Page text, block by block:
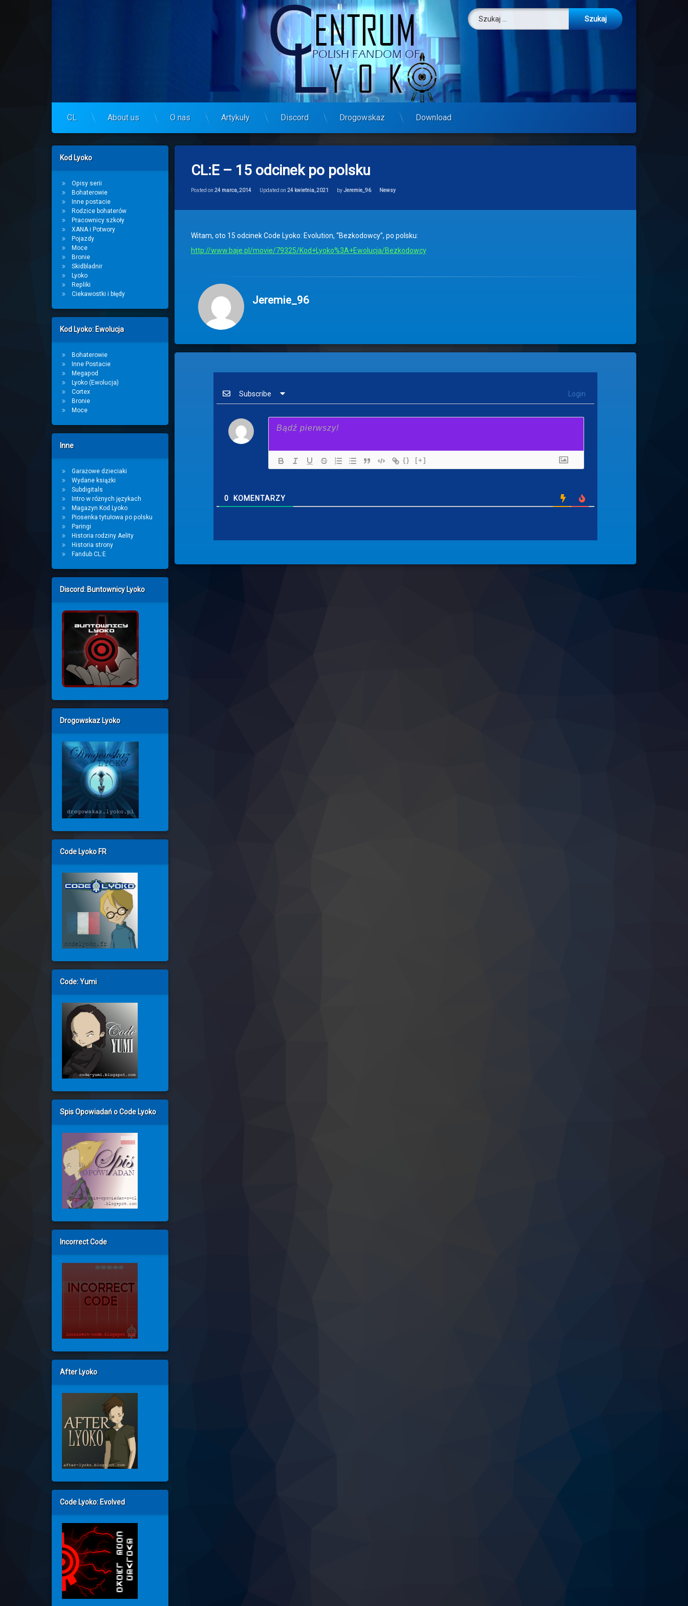
Szukaj:
CL About us O nas Artykuły Discord Drogowskaz Download
CL:E – 15 odcinek po polsku
Posted on 24 marca, 2014 Updated on 24 kwietnia, 2021 byJeremie_96 Categories:
Newsy
Witam, oto 15 odcinek Code Lyoko: Evolution, “Bezkodowcy”, po polsku:
http://www.baje.pl/movie/79325/Kod+Lyoko%3A+Ewolucja/Bezkodowcy
Jeremie_96
Subscribe Login
{} [+]
0 KOMENTARZY
Left Sidebar
Kod Lyoko
Opisy serii
Bohaterowie
Inne postacie
Rodzice bohaterów
Pracownicy szkoły
XANA i Potwory
Pojazdy
Moce
Bronie
Skidbladnir
Lyoko
Repliki
Ciekawostki i błędy
Kod Lyoko: Ewolucja
Bohaterowie
Inne Postacie
Megapod
Lyoko (Ewolucja)
Cortex
Bronie
Moce
Inne
Garażowe dzieciaki
Wydane książki
Subdigitals
Intro w różnych językach
Magazyn Kod Lyoko
Piosenka tytułowa po polsku
Paringi
Historia rodziny Aelity
Historia strony
Fandub CL:E
Discord: Buntownicy Lyoko
Drogowskaz Lyoko
Code Lyoko FR
Code: Yumi
Spis Opowiadań o Code Lyoko
Incorrect Code
After Lyoko
Code Lyoko: Evolved